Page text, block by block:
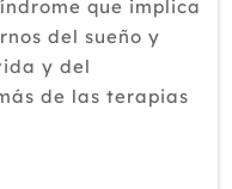
que implica
del sueño y
y del
de las terapias